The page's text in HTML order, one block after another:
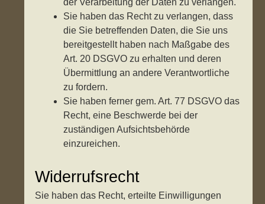
der Verarbeitung der Daten zu verlangen.
Sie haben das Recht zu verlangen, dass
die Sie betreffenden Daten, die Sie uns
bereitgestellt haben nach Maßgabe des
Art. 20 DSGVO zu erhalten und deren
Übermittlung an andere Verantwortliche
zu fordern.
Sie haben ferner gem. Art. 77 DSGVO das
Recht, eine Beschwerde bei der
zuständigen Aufsichtsbehörde
einzureichen.
Widerrufsrecht
Sie haben das Recht, erteilte Einwilligungen